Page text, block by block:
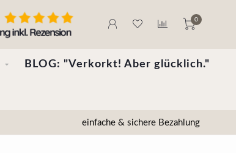
0
BLOG: "Verkorkt! Aber glücklich."
einfache & sichere Bezahlung